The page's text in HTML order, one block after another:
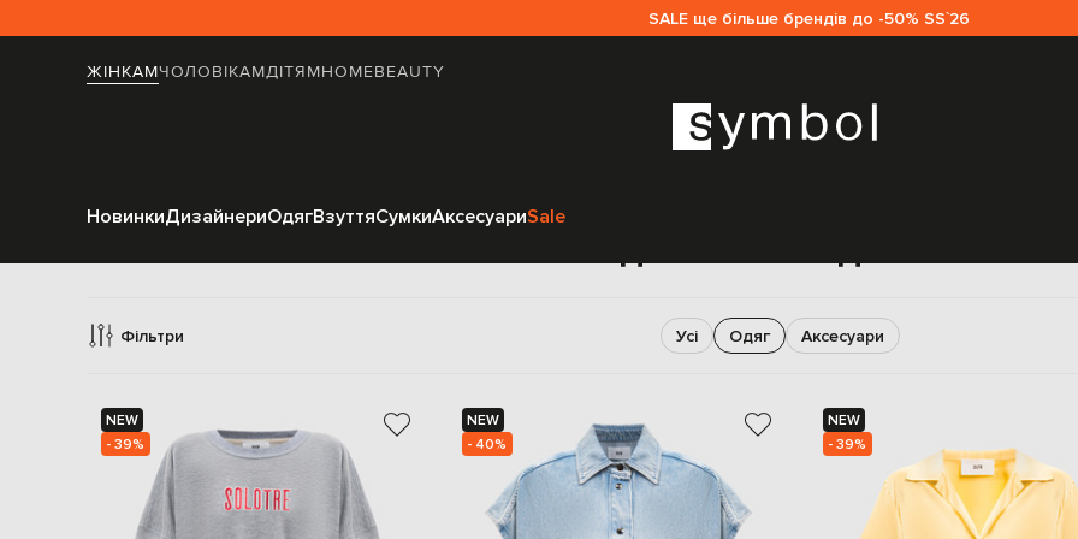
SALE ще більше брендів до -50% SS`26
ЖІНКАМЧОЛОВІКАМДІТЯМHOMEBEAUTY
НовинкиДизайнериОдягВзуттяСумкиАксесуариSale
Фільтри Усі Одяг Аксесуари
NEW
- 39%
NEW
- 40%
NEW
- 39%